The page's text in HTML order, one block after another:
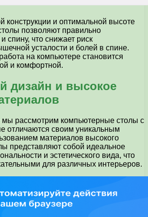
конструкции и оптимальной высоте
позволяют правильно
спину, что снижает риск
усталости и болей в спине.
на компьютере становится
и комфортной.
дизайн и высокое
мы рассмотрим компьютерные столы с
отличаются своим уникальным
материалов высокого
представляют собой идеальное
и эстетического вида, что
для различных интерьеров.